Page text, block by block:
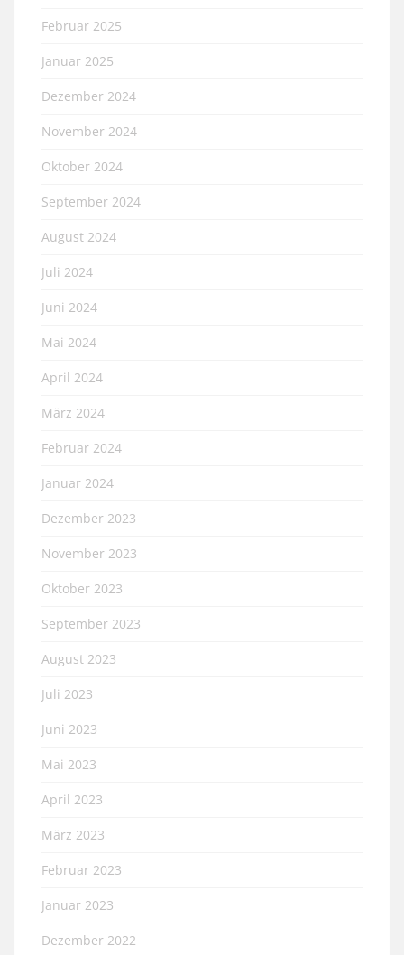
Februar 2025
Januar 2025
Dezember 2024
November 2024
Oktober 2024
September 2024
August 2024
Juli 2024
Juni 2024
Mai 2024
April 2024
März 2024
Februar 2024
Januar 2024
Dezember 2023
November 2023
Oktober 2023
September 2023
August 2023
Juli 2023
Juni 2023
Mai 2023
April 2023
März 2023
Februar 2023
Januar 2023
Dezember 2022